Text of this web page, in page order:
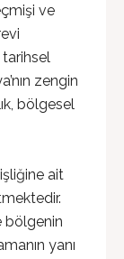
ve
zengin
bölgesel
ait
bölgenin
yanı